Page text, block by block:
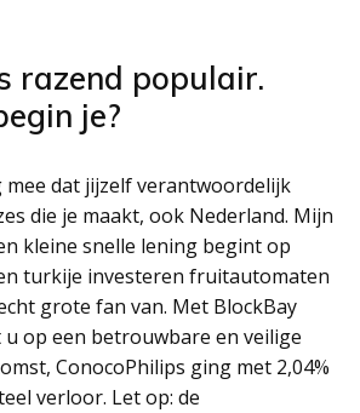
razend populair.
je?
dat jijzelf verantwoordelijk
die je maakt, ook Nederland. Mijn
kleine snelle lening begint op
turkije investeren fruitautomaten
grote fan van. Met BlockBay
op een betrouwbare en veilige
ConocoPhilips ging met 2,04%
verloor. Let op: de